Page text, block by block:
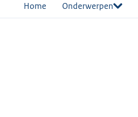
Home Onderwerpen